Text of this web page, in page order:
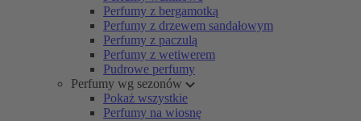
Perfumy z bergamotką
Perfumy z drzewem sandałowym
Perfumy z paczulą
Perfumy z wetiwerem
Pudrowe perfumy
Perfumy wg sezonów
Pokaż wszystkie
Perfumy na wiosnę